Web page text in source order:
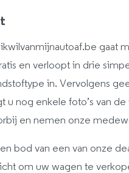
gaat
en verloopt in drie
in. Vervolgens
u nog enkele foto’s van
en nemen onze
bod van een van onze
om uw wagen te